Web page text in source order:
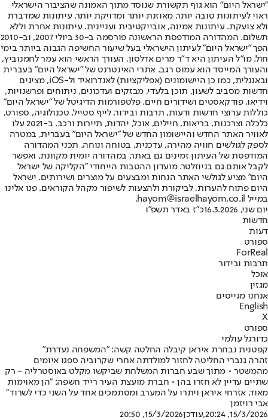
"ישראל היום" הוא גוף תקשורת שנוסד מתוך האמונה שהציבור הישראלי
ראוי לעיתונות טובה יותר, מאוזנת יותר ומדויקת יותר. עיתונות שמדברת
ולא צועקת. עיתונות אמינה, אובייקטיבית ועניינית. עיתונות אחרת וללא
תשלום. המהדורה המודפסת הראשונה פורסמה ב-30 ביולי 2007, וב-2010
הפך "ישראל היום" לעיתון הישראלי בעל שיעור החשיפה הגבוה ביותר בימי
חול. מו"ל העיתון היא ד"ר מרים אדלסון. העורך הראשי הוא עמר לחמנוביץ,
והעורך המייסד הוא עמוס רגב. אתרי האינטרנט של "ישראל היום" בעברית
ובאנגלית, כמו כן היישומונים (אפליקציות) לאנדרואיד ול-iOS, מציגים
חדשות מסביב לשעון, תוכן בלעדי, מבזקים ועדכונים, ניתוחים ופרשנויות,
וידיאו, פודקאסטים ושידורים חיים. פלטפורמות הדיגיטל של "ישראל היום"
כוללות ערוצי חדשות ודעות, תרבות ובידור, לייף סטייל, טכנולוגיה, ספורט,
כלכלה וצרכנות, בריאות, חיילים, אוכל, יהדות, תיירות ורכב. ב-2021 עלו
לאוויר האתר החדש והיישומון החדש של "ישראל היום" בעברית, במטרה
לספק לגולשים חוויה מהירה, עדכנית, בטוחה ונוחה. תכני המהדורה
המודפסת של העיתון זמינים גם באתר, במהדורה יומית מקוונת, ואפשר
לקבל אותם גם בניוזלטר. מועדון ההטבות הייחודי "הקליקה של ישראל
היום" מציע לגולשי האתר הנחות ומבצעים על מוצרים ושירותים. ישראל
היום פתוח להערות, לביקורת ולהצעות לשיפור מקהל הקוראים. פנו אלינו
במייל hayom@israelhayom.co.il.
יום שני, 16.3.2026
כ"ז באדר תשפ"ו
חדשות
דעות
ספורט
ForReal
תרבות ובידור
אוכל
מגזין
אנחנו מגייסים
English
X
ספורט
כדורגל עולמי
קפטנית נבחרת איראן קיבלה החלטה קשה: "המשפחה נעדרת"
זהרה גנברי החליטה לחזור למולדתה אחרי שקרוביה ספגו איומים
מהמשטר • מתוך שבע חברות המשלחת שביקשו מקלט באוסטרליה - רק
שתיים עדיין לא חזרו בהן • חברת מועצת העיר רייד חשפה: "הן מאוימות
מאוד, אזרחי איראן ויתרו על המערב ומסתמכים אחד על השני כדי לשרוד"
אבי רויזמן
15/3/2026, 20:24
,עודכן15/3/2026, 20:50